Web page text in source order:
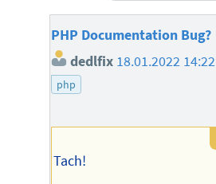
PHP Documentation Bug?
dedlfix 18.01.2022 14:22
php
Tach!